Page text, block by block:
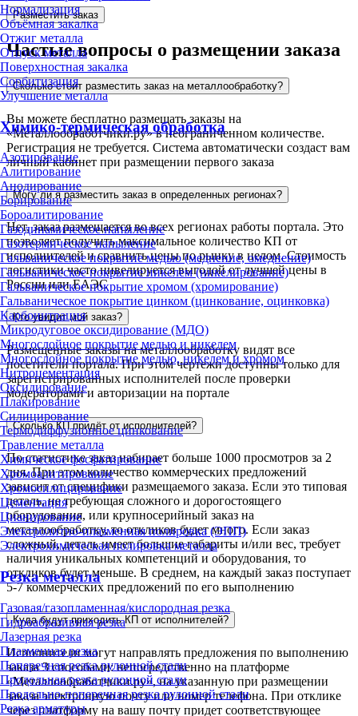
Нормализация
Объёмная закалка
Отжиг металла
Отпуск металла
Поверхностная закалка
Сорбитизация
Улучшение металла
Химико-термическая обработка
Азотирование
Алитирование
Анодирование
Борирование
Бороалитирование
Газодинамическое напыление
Газотермическое напыление
Гальваническое покрытие медью (меднение, омеднение)
Гальваническое покрытие никелем (никелирование)
Гальваническое покрытие хромом (хромирование)
Гальваническое покрытие цинком (цинкование, оцинковка)
Карбонитрация
Микродуговое оксидирование (МДО)
Многослойное покрытие медью и никелем
Многослойное покрытие медью, никелем и хромом
Нитроцементация
Оксидирование
Плакирование
Силицирование
Термодиффузионное цинкование
Травление металла
Химическое фосфатирование
Хромоалитирование
Хромосилицирование
Цементация
Цианирование
Электролитно-плазменная полировка (ЭПП)
Электрохимическая полировка металла
Резка металла
Газовая/газопламенная/кислородная резка
Гидроабразивная резка
Лазерная резка
Плазменная резка
Поперечная резка рулонной стали
Продольная резка рулонной стали
Продольно-поперечная резка рулонной стали
Резка арматуры
Разместить заказ
Частые вопросы о размещении заказа
Сколько стоит разместить заказ на металлообработку?
Вы можете бесплатно размещать заказы на
«Металлообработчики.ру» в неограниченном количестве.
Регистрация не требуется. Система автоматически создаст вам
личный кабинет при размещении первого заказа
Могу ли я разместить заказ в определенных регионах?
Нет, заказ размещается во всех регионах работы портала. Это
позволяет получить максимальное количество КП от
исполнителей и сравнить цены по рынку в целом. Стоимость
логистики часто нивелируется выгодой от лучшей цены в
России или ЕАЭС
Кто увидит мой заказ?
Размещенные заказы на металлообработку видят все
посетители портала. При этом чертежи доступны только для
зарегистрированных исполнителей после проверки
модераторами и авторизации на портале
Сколько КП придёт от исполнителей?
По статистике заказ набирает больше 1000 просмотров за 2
дня. При этом количество коммерческих предложений
зависит от специфики размещаемого заказа. Если это типовая
деталь, не требующая сложного и дорогостоящего
оборудования, или крупносерийный заказ на
металлообработку, то откликов будет много. Если заказ
сложный, деталь имеет большие габариты и/или вес, требует
наличия уникальных компетенций и оборудования, то
откликов будет меньше. В среднем, на каждый заказ поступает
5-7 коммерческих предложений по его выполнению
Куда будут приходить КП от исполнителей?
Исполнители могут направлять предложения по выполнению
заказа 3 способами: непосредственно на платформе
«Металлообработчики.ру», на указанную при размещении
заказа электронную почту или номер телефона. При отклике
через платформу на вашу почту придет соответствующее